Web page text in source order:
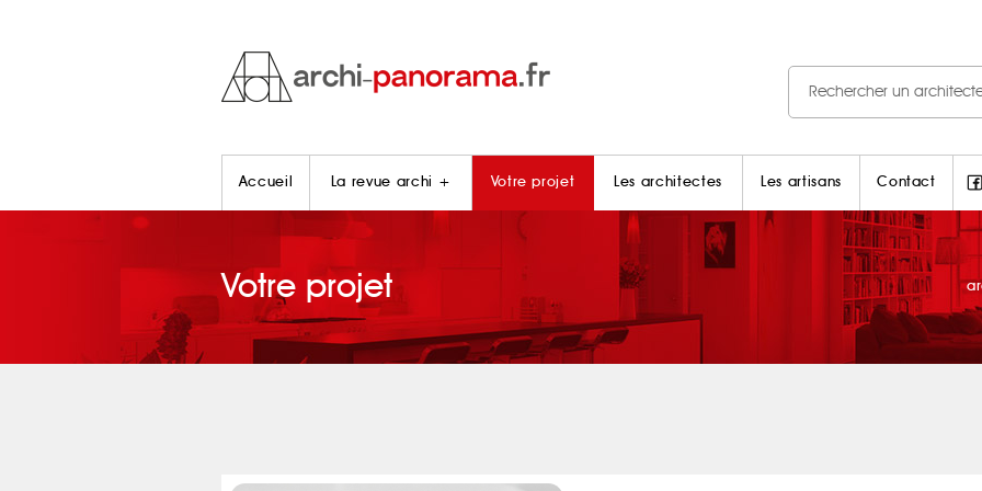
Accueil La revue archi + Votre projet Les architectes Les artisans Contact
Votre projet